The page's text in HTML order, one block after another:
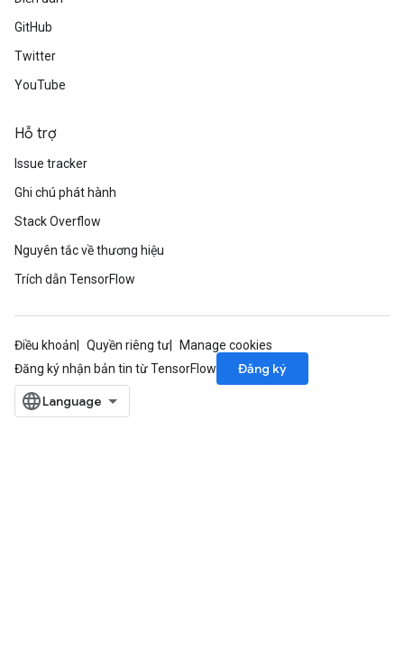
GitHub
Twitter
YouTube
Hỗ trợ
Issue tracker
Ghi chú phát hành
Stack Overflow
Nguyên tắc về thương hiệu
Trích dẫn TensorFlow
Điều khoản Quyền riêng tư
Manage cookies
Đăng ký nhận bản tin từ TensorFlow
Đăng ký